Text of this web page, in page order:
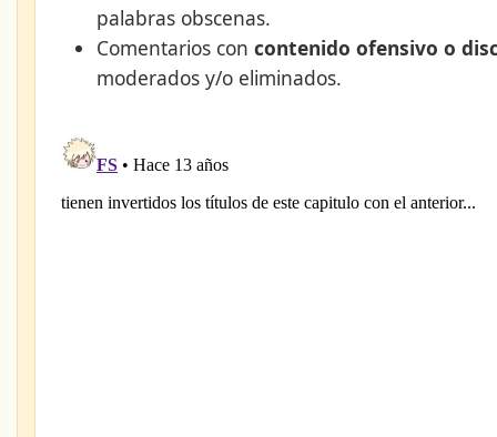
palabras obscenas.
Comentarios con contenido ofensivo o
moderados y/o eliminados.